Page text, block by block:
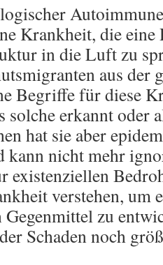
Krankheit, die
in die Luft zu
aus der
Begriffe für diese
solche erkannt oder
hat sie aber
kann nicht mehr
existenziellen
verstehen,
zu
Schaden noch